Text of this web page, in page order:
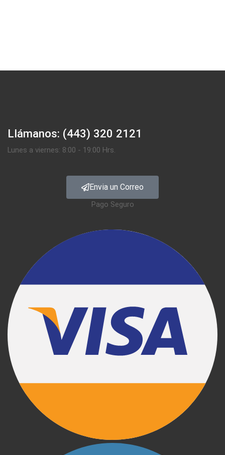
Llámanos: (443) 320 2121
Lunes a viernes: 8:00 - 19:00 Hrs.
Envia un Correo
Pago Seguro